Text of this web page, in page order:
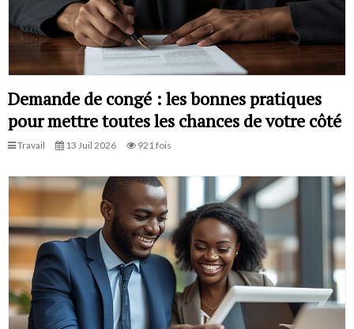
Demande de congé : les bonnes pratiques
pour mettre toutes les chances de votre côté
Travail 13 Juil 2026 921 fois